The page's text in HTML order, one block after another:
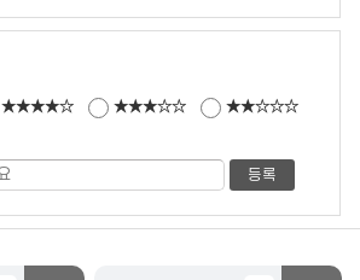
★★★★☆ ★★★☆☆
★★☆☆☆